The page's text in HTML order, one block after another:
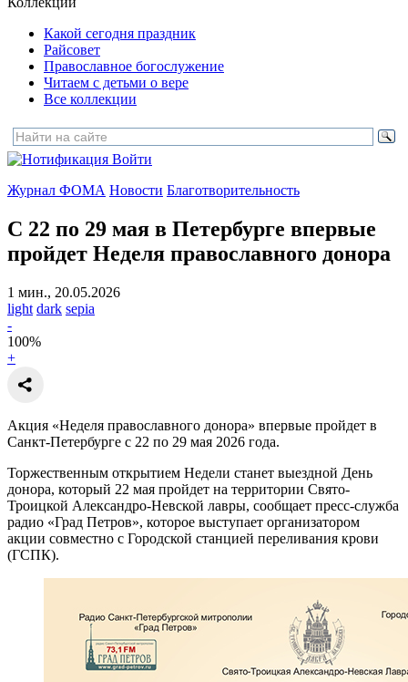
Какой сегодня праздник
Райсовет
Православное богослужение
Читаем с детьми о вере
Все коллекции
Войти
Журнал ФОМА Новости Благотворительность
С 22 по 29 мая в Петербурге впервые
пройдет Неделя православного донора
1 мин., 20.05.2026
light dark sepia
-
100%
+
Акция «Неделя православного донора» впервые пройдет в
Санкт-Петербурге с 22 по 29 мая 2026 года.
Торжественным открытием Недели станет выездной День
донора, который 22 мая пройдет на территории Свято-
Троицкой Александро-Невской лавры, сообщает пресс-служба
радио «Град Петров», которое выступает организатором
акции совместно с Городской станцией переливания крови
(ГСПК).